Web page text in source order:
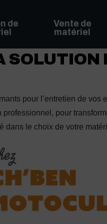
de
Vente de
matériel
SOLUTION
pour l’entretien de vos
pour
dans le choix de votre